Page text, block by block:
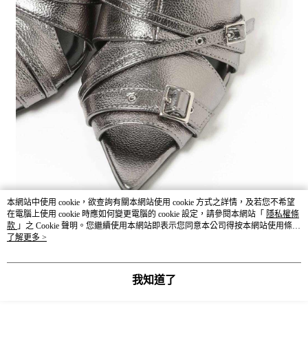
本網站中使用 cookie，欲查詢有關本網站使用 cookie 方式之詳情，及若您不希望
在電腦上使用 cookie 時應如何變更電腦的 cookie 設定，請參閱本網站「 隱私權條
款 」之 Cookie 聲明。您繼續使用本網站即表示您同意本公司得按本網站使用條款
之 Cookie 聲明使用 cookie。
了解更多 >
我知道了